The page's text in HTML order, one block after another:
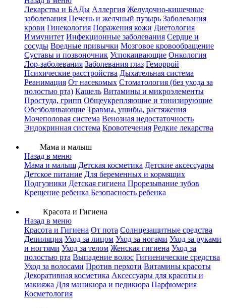
Лекарства и БАДы Аллергия Желудочно-кишечные
заболевания Печень и желчный пузырь Заболевания
крови Гинекология Поражения кожи Диетология
Иммунитет Инфекционные заболевания Сердце и
сосуды Вредные привычки Мозговое кровообращение
Суставы и позвоночник Успокаивающие Онкология
Лор-заболевания Заболевания глаз Геморрой
Психические расстройства Дыхательная система
Реанимация От насекомых Стоматология (без ухода за
полостью рта) Кашель Витамины и микроэлементы
Простуда, грипп Общеукрепляющие и тонизирующие
Обезболивающие Травмы, ушибы, растяжения
Мочеполовая система Венозная недостаточность
Эндокринная система Кровотечения Редкие лекарства
Мама и малыш
Назад в меню
Мама и малыш Детская косметика Детские аксессуары
Детское питание Для беременных и кормящих
Подгузники Детская гигиена Прорезывание зубов
Крещение ребенка Безопасность ребенка
Красота и Гигиена
Назад в меню
Красота и Гигиена От пота Солнцезащитные средства
Депиляция Уход за лицом Уход за ногами Уход за руками
и ногтями Уход за телом Женская гигиена Уход за
полостью рта Выпадение волос Гигиенические средства
Уход за волосами Против перхоти Витамины красоты
Декоративная косметика Аксессуары для красоты и
макияжа Для маникюра и педикюра Парфюмерия
Косметология